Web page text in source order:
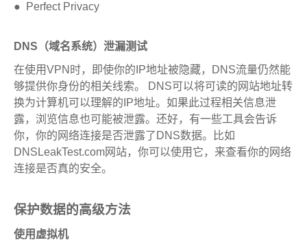
● Perfect Privacy
DNS（域名系统）泄漏测试
在使用VPN时，即使你的IP地址被隐藏，DNS流量仍然能
够提供你身份的相关线索。 DNS可以将可读的网站地址转
换为计算机可以理解的IP地址。如果此过程相关信息泄
露，浏览信息也可能被泄露。还好，有一些工具会告诉
你，你的网络连接是否泄露了DNS数据。比如
DNSLeakTest.com网站，你可以使用它，来查看你的网络
连接是否真的安全。
保护数据的高级方法
使用虚拟机